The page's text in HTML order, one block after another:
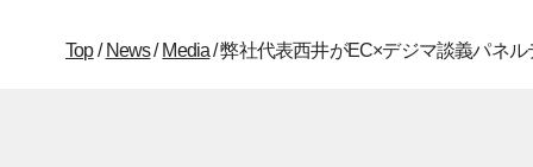
Top/ News/ Media /